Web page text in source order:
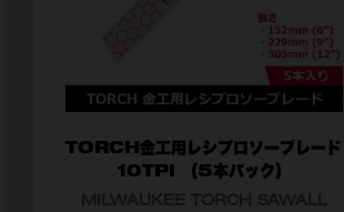
TORCH金工用レシプロソーブレード
10TPI （5本パック）